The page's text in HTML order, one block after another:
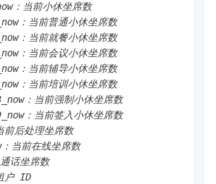
：当前小休坐席数
：当前普通小休坐席数
：当前就餐小休坐席数
：当前会议小休坐席数
：当前辅导小休坐席数
：当前培训小休坐席数
：当前强制小休坐席数
：当前签入小休坐席数
前后处理坐席数
当前在线坐席数
话坐席数
户 ID